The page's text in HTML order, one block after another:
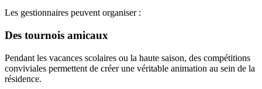
Les gestionnaires peuvent organiser :
Des tournois amicaux
Pendant les vacances scolaires ou la haute saison, des compétitions
conviviales permettent de créer une véritable animation au sein de la
résidence.